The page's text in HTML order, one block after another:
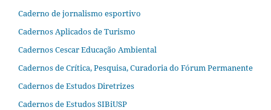
Caderno de jornalismo esportivo
Cadernos Aplicados de Turismo
Cadernos Cescar Educação Ambiental
Cadernos de Crítica, Pesquisa, Curadoria do Fórum Permanente
Cadernos de Estudos Diretrizes
Cadernos de Estudos SIBiUSP